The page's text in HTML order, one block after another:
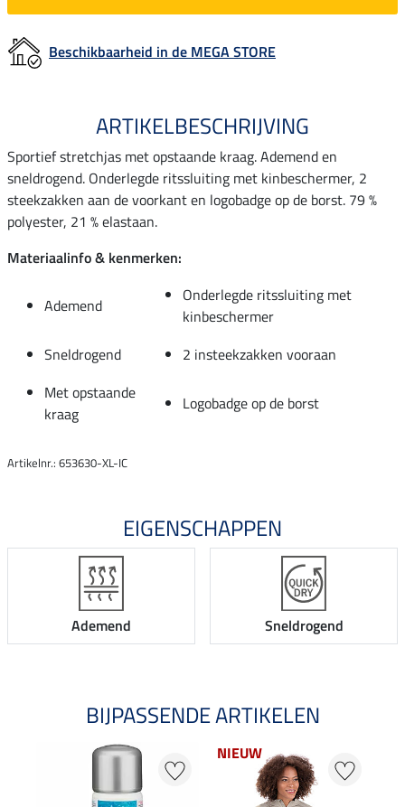
Beschikbaarheid in de MEGA STORE
ARTIKELBESCHRIJVING
Sportief stretchjas met opstaande kraag. Ademend en
sneldrogend. Onderlegde ritssluiting met kinbeschermer, 2
steekzakken aan de voorkant en logobadge op de borst. 79 %
polyester, 21 % elastaan.
Materiaalinfo & kenmerken:
Ademend
Onderlegde ritssluiting met
kinbeschermer
Sneldrogend
2 insteekzakken vooraan
Met opstaande
kraag
Logobadge op de borst
Artikelnr.: 653630-XL-IC
EIGENSCHAPPEN
Ademend Sneldrogend
BIJPASSENDE ARTIKELEN
NIEUW